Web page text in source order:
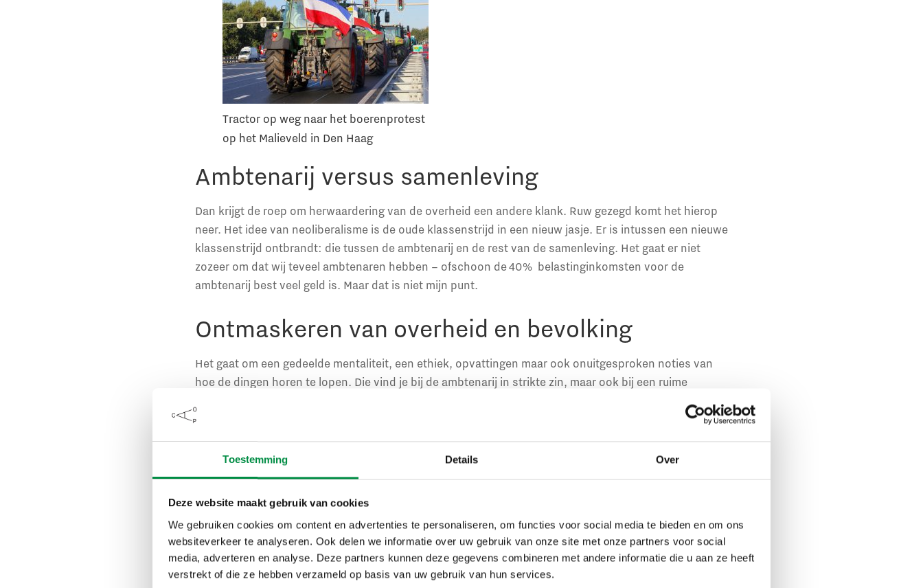
Toestemming Details Over
Deze website maakt gebruik van cookies
We gebruiken cookies om content en advertenties te personaliseren, om functies voor social media te bieden en om ons
websiteverkeer te analyseren. Ook delen we informatie over uw gebruik van onze site met onze partners voor social
media, adverteren en analyse. Deze partners kunnen deze gegevens combineren met andere informatie die u aan ze heeft
verstrekt of die ze hebben verzameld op basis van uw gebruik van hun services.
Tractor op weg naar het boerenprotest
op het Malieveld in Den Haag
Ambtenarij versus samenleving
Dan krijgt de roep om herwaardering van de overheid een andere klank. Ruw gezegd komt het hierop
neer. Het idee van neoliberalisme is de oude klassenstrijd in een nieuw jasje. Er is intussen een nieuwe
klassenstrijd ontbrandt: die tussen de ambtenarij en de rest van de samenleving. Het gaat er niet
zozeer om dat wij teveel ambtenaren hebben – ofschoon de 40% belastinginkomsten voor de
ambtenarij best veel geld is. Maar dat is niet mijn punt.
Ontmaskeren van overheid en bevolking
Het gaat om een gedeelde mentaliteit, een ethiek, opvattingen maar ook onuitgesproken noties van
hoe de dingen horen te lopen. Die vind je bij de ambtenarij in strikte zin, maar ook bij een ruime
de traditionele media, de rechterlijke macht, de ngo’s. Bij elkaar een machtsblok van heb ik jou daar.
verplichtingen ten opzichte van de mensheid. En een can do-mentaliteit, het moet wel gebeuren, er is
veel beleid nodig, en tegenspraak is weinig gewenst. Populisme wil de overheid als oplichtersbende
bevolking wil nog wel eens worden ontmaskerd door de overheid.
Voorbeeld ontmaskering: kernenergie